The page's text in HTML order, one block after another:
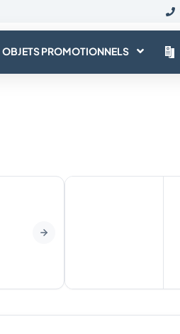
OBJETS PROMOTIONNELS